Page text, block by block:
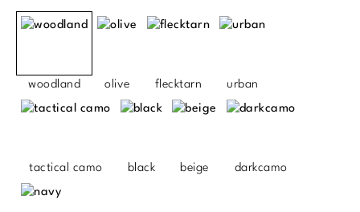
woodland olive flecktarn urban
tactical camo black beige darkcamo